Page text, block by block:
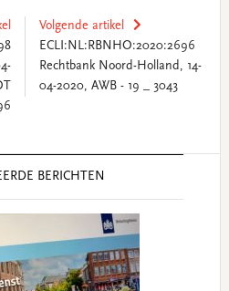
Volgende artikel
ECLI:NL:RBNHO:2020:2696
Rechtbank Noord-Holland, 14-
04-2020, AWB - 19 _ 3043
BERICHTEN